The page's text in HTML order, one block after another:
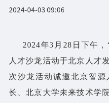
2024-04-03 09:06
2024年3月28日下午
人才沙龙活动于北京人才
次沙龙活动诚邀北京智
长、北京大学未来技术学